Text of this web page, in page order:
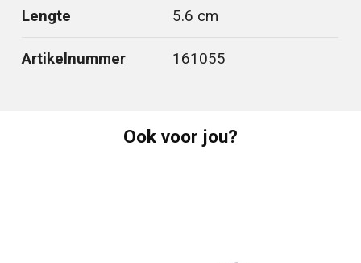
Lengte 5.6 cm
Artikelnummer 161055
Ook voor jou?